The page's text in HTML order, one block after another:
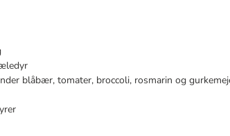
blåbær, tomater, broccoli, rosmarin og